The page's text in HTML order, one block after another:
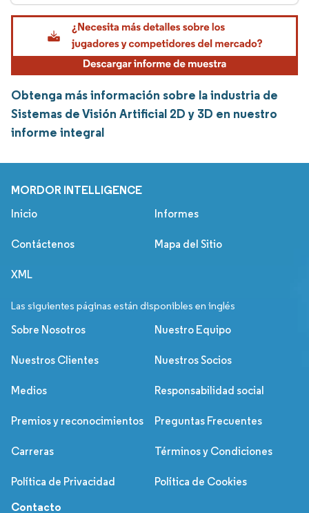
Obtenga más información sobre la industria de
Sistemas de Visión Artificial 2D y 3D en nuestro
informe integral
MORDOR INTELLIGENCE
Inicio Informes
Contáctenos Mapa del Sitio
XML
Las siguientes páginas están disponibles en inglés
Sobre Nosotros Nuestro Equipo
Nuestros Clientes Nuestros Socios
Medios Responsabilidad social
Premios y reconocimientos Preguntas Frecuentes
Carreras Términos y Condiciones
Política de Privacidad Política de Cookies
Contacto